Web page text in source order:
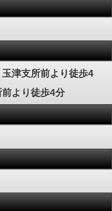
津支所前より徒歩4
前より徒歩4分